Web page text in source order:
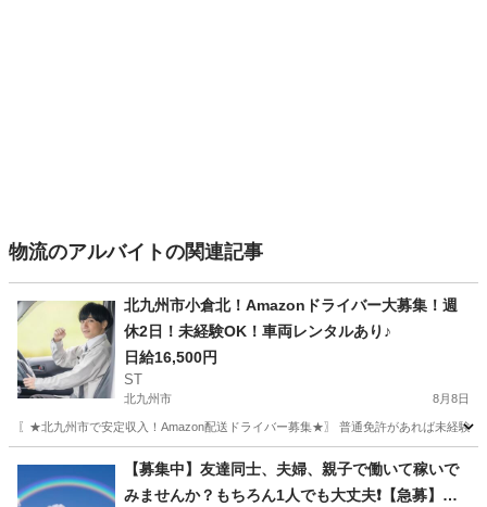
物流のアルバイトの関連記事
北九州市小倉北！Amazonドライバー大募集！週
休2日！未経験OK！車両レンタルあり♪
日給16,500円
ST
北九州市 8月8日
〖★北九州市で安定収入！Amazon配送ドライバー募集★〗 普通免許があれば未経験
ドライバー Amazon
【募集中】友達同士、夫婦、親子で働いて稼いで
みませんか？もちろん1人でも大丈夫❗【急募】福